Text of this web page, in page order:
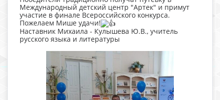
Международный детский центр "Артек" и примут
участие в финале Всероссийского конкурса.
Пожелаем Мише удачи!
Наставник Михаила - Кулышева Ю.В., учитель
русского языка и литературы